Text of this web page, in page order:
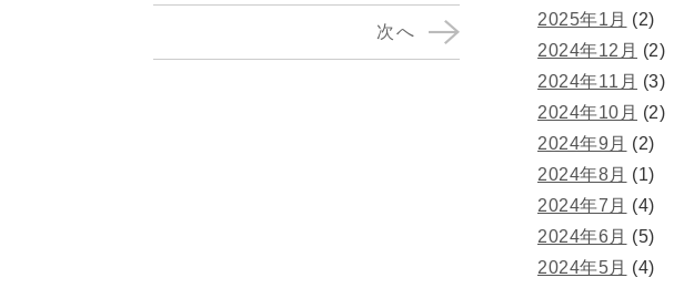
次へ
2025年1月 (2)
2024年12月 (2)
2024年11月 (3)
2024年10月 (2)
2024年9月 (2)
2024年8月 (1)
2024年7月 (4)
2024年6月 (5)
2024年5月 (4)